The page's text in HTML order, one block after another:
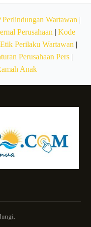
Perlindungan Wartawan |
Perusahaan | Kode
Perilaku Wartawan |
Perusahaan Pers|
Anak